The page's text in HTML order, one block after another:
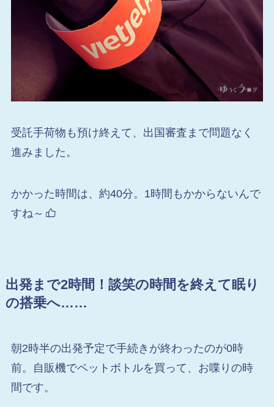
受託手荷物も預け終えて、出国審査まで問題なく
進みました。
かかった時間は、約40分。1時間もかからないんで
すね～
出発まで2時間！談笑の時間を終えて眠り
の搭乗へ……
朝2時半の出発予定で手続きが終わったのが0時
前。自販機でペットボトルを買って、お喋りの時
間です。